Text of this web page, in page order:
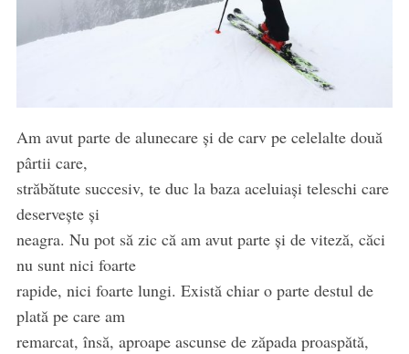
Am avut parte de alunecare și de carv pe celelalte două
pârtii care,
străbătute succesiv, te duc la baza aceluiași teleschi care
deservește și
neagra. Nu pot să zic că am avut parte și de viteză, căci
nu sunt nici foarte
rapide, nici foarte lungi. Există chiar o parte destul de
plată pe care am
remarcat, însă, aproape ascunse de zăpada proaspătă,